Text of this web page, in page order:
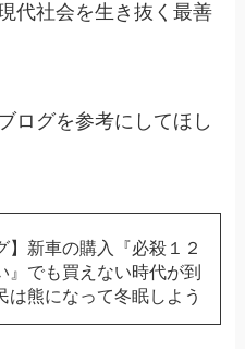
代社会を生き抜く最善
ログを参考にしてほし
】新車の購入『必殺１２
』でも買えない時代が到
は熊になって冬眠しよう